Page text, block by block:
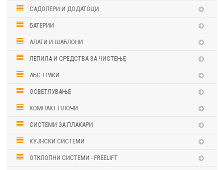
САДОПЕРИ И ДОДАТОЦИ
БАТЕРИИ
АЛАТИ И ШАБЛОНИ
ЛЕПИЛА И СРЕДСТВА ЗА ЧИСТЕЊЕ
АБС ТРАКИ
ОСВЕТЛУВАЊЕ
КОМПАКТ ПЛОЧИ
СИСТЕМИ ЗА ПЛАКАРИ
КУЈНСКИ СИСТЕМИ
ОТКЛОПНИ СИСТЕМИ - FREELIFT